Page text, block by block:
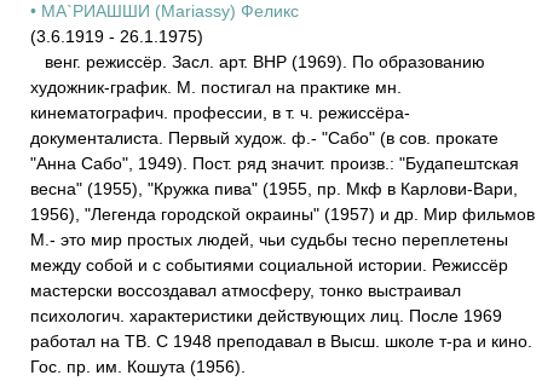
• МА`РИАШШИ (Mariassy) Феликс
(3.6.1919 - 26.1.1975)
венг. режиссёр. Засл. арт. ВНР (1969). По образованию
художник-график. М. постигал на практике мн.
кинематографич. профессии, в т. ч. режиссёра-
документалиста. Первый худож. ф.- "Сабо" (в сов. прокате
"Анна Сабо", 1949). Пост. ряд значит. произв.: "Будапештская
весна" (1955), "Кружка пива" (1955, пр. Мкф в Карлови-Вари,
1956), "Легенда городской окраины" (1957) и др. Мир фильмов
М.- это мир простых людей, чьи судьбы тесно переплетены
между собой и с событиями социальной истории. Режиссёр
мастерски воссоздавал атмосферу, тонко выстраивал
психологич. характеристики действующих лиц. После 1969
работал на ТВ. С 1948 преподавал в Высш. школе т-ра и кино.
Гос. пр. им. Кошута (1956).